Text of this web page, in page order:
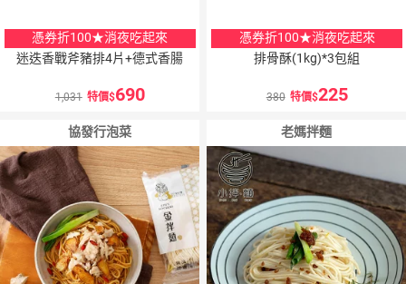
憑券折100★消夜吃起來
迷迭香戰斧豬排4片+德式香腸
1,031 特價 690
憑券折100★消夜吃起來
排骨酥(1kg)*3包組
380 特價 225
協發行泡菜 老媽拌麵